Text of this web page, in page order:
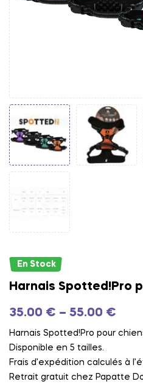
En Stock
Harnais Spotted!Pro
35.00 € – 55.00 €
Harnais Spotted!Pro pour
Disponible en 5 tailles.
Frais d’expédition calculés à
Retrait gratuit chez Papatte